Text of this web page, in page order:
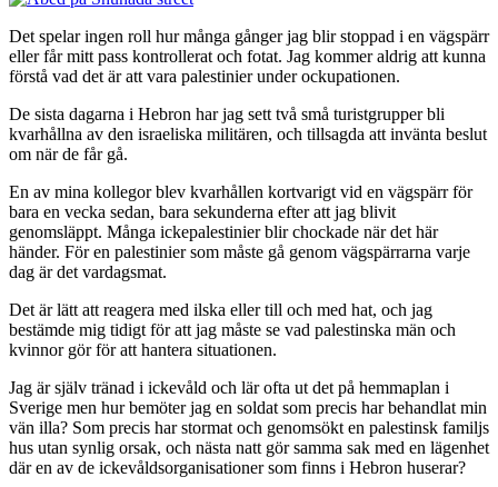
Det spelar ingen roll hur många gånger jag blir stoppad i en vägspärr
eller får mitt pass kontrollerat och fotat. Jag kommer aldrig att kunna
förstå vad det är att vara palestinier under ockupationen.
De sista dagarna i Hebron har jag sett två små turistgrupper bli
kvarhållna av den israeliska militären, och tillsagda att invänta beslut
om när de får gå.
En av mina kollegor blev kvarhållen kortvarigt vid en vägspärr för
bara en vecka sedan, bara sekunderna efter att jag blivit
genomsläppt. Många ickepalestinier blir chockade när det här
händer. För en palestinier som måste gå genom vägspärrarna varje
dag är det vardagsmat.
Det är lätt att reagera med ilska eller till och med hat, och jag
bestämde mig tidigt för att jag måste se vad palestinska män och
kvinnor gör för att hantera situationen.
Jag är själv tränad i ickevåld och lär ofta ut det på hemmaplan i
Sverige men hur bemöter jag en soldat som precis har behandlat min
vän illa? Som precis har stormat och genomsökt en palestinsk familjs
hus utan synlig orsak, och nästa natt gör samma sak med en lägenhet
där en av de ickevåldsorganisationer som finns i Hebron huserar?